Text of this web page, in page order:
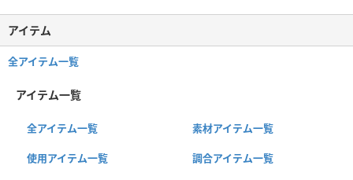
アイテム
全アイテム一覧
アイテム一覧
全アイテム一覧 素材アイテム一覧
使用アイテム一覧 調合アイテム一覧